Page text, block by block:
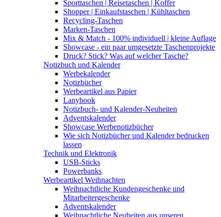
Sporttaschen | Reisetaschen | Koffer
Shopper | Einkaufstaschen | Kühltaschen
Recycling-Taschen
Marken-Taschen
Mix & Match - 100% individuell | kleine Auflage
Showcase - ein paar umgesetzte Taschenprojekte
Druck? Stick? Was auf welcher Tasche?
Notizbuch und Kalender
Werbekalender
Notizbücher
Werbeartikel aus Papier
Lanybook
Notizbuch- und Kalender-Neuheiten
Adventskalender
Showcase Werbenotizbücher
Wie sich Notizbücher und Kalender bedrucken
lassen
Technik und Elektronik
USB-Sticks
Powerbanks
Werbeartikel Weihnachten
Weihnachtliche Kundengeschenke und
Mitarbeitergeschenke
Adventskalender
Weihnachtliche Neuheiten aus unseren